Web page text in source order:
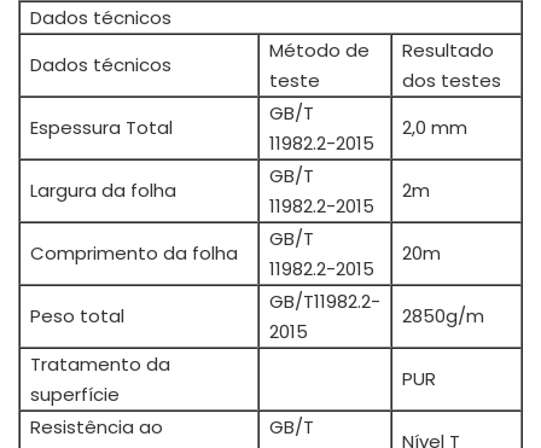
Dados técnicos
Dados técnicos
Método de
teste
Resultado
dos testes
Espessura Total
GB/T
11982.2-2015
2,0 mm
Largura da folha
GB/T
11982.2-2015
2m
Comprimento da folha
GB/T
11982.2-2015
20m
Peso total
GB/T11982.2-
2015
2850g/m
Tratamento da
superfície
PUR
Resistência ao
GB/T
Nível T